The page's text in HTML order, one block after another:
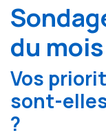
du mois
Vos
sont-
?